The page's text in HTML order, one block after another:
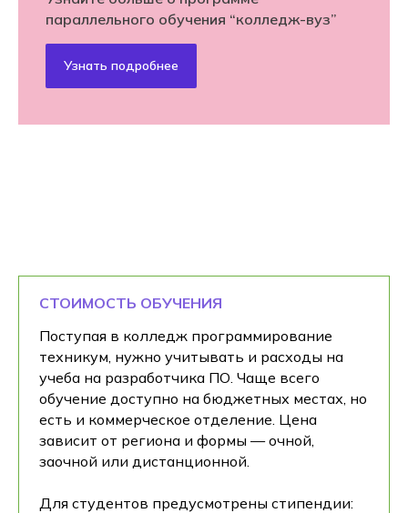
параллельного обучения “колледж-вуз”
Узнать подробнее
СТОИМОСТЬ ОБУЧЕНИЯ
Поступая в колледж программирование
техникум, нужно учитывать и расходы на
учеба на разработчика ПО. Чаще всего
обучение доступно на бюджетных местах, но
есть и коммерческое отделение. Цена
зависит от региона и формы — очной,
заочной или дистанционной.
Для студентов предусмотрены стипендии: